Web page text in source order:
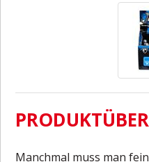
Manchmal muss man